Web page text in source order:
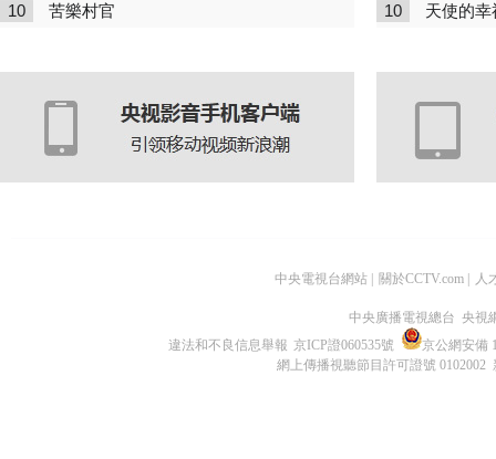
10 苦樂村官 10 天使的幸
中央電視台網站 關於CCTV.com 人
中央廣播電視總台 央視
違法和不良信息舉報 京ICP證060535號
京公網安備
網上傳播視聽節目許可證號 0102002